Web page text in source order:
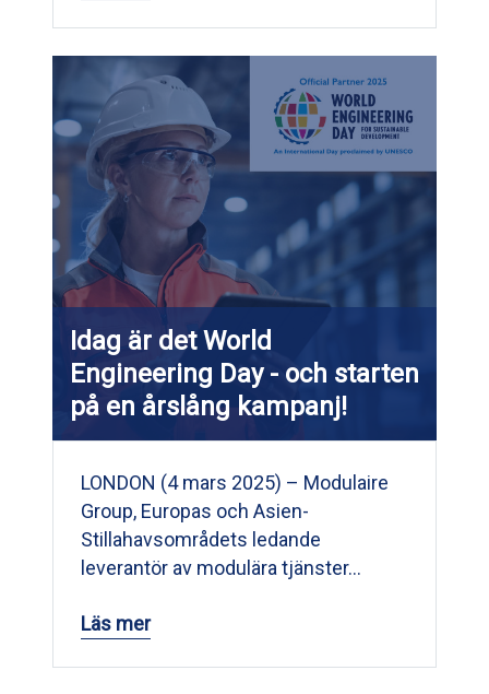
Idag är det World
Engineering Day - och starten
på en årslång kampanj!
LONDON (4 mars 2025) – Modulaire
Group, Europas och Asien-
Stillahavsområdets ledande
leverantör av modulära tjänster…
Läs mer